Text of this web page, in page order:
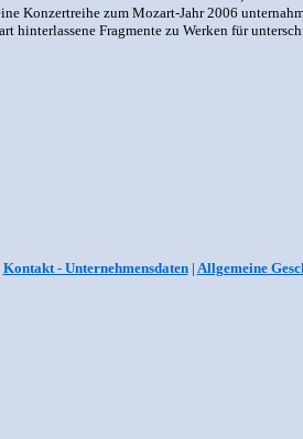
Konzertreihe zum Mozart-Jahr 2006
hinterlassene Fragmente zu Werken für
Kontakt - Unternehmensdaten| Allgemeine